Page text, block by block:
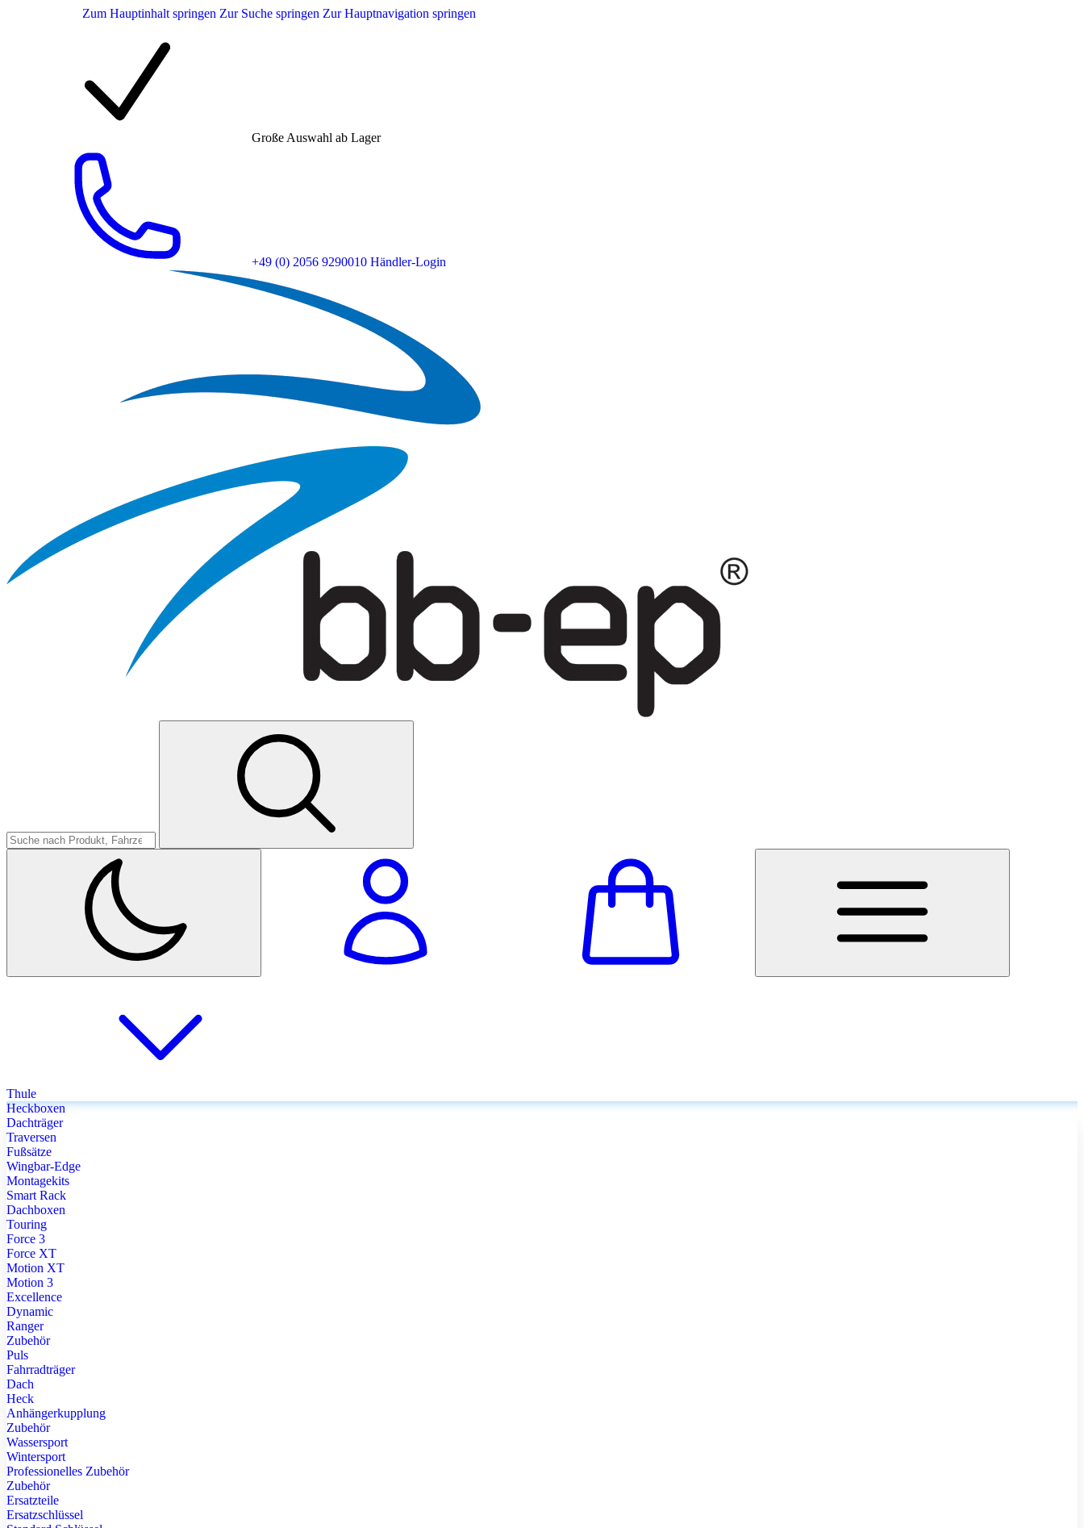
Zum Hauptinhalt springen Zur Suche springen Zur Hauptnavigation springen
Große Auswahl ab Lager
+49 (0) 2056 9290010 Händler-Login
Thule
Heckboxen
Dachträger
Traversen
Fußsätze
Wingbar-Edge
Montagekits
Smart Rack
Dachboxen
Touring
Force 3
Force XT
Motion XT
Motion 3
Excellence
Dynamic
Ranger
Zubehör
Puls
Fahrradträger
Dach
Heck
Anhängerkupplung
Zubehör
Wassersport
Wintersport
Professionelles Zubehör
Zubehör
Ersatzteile
Ersatzschlüssel